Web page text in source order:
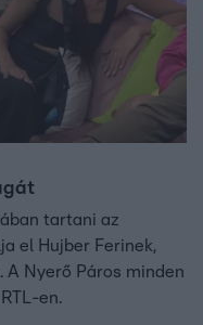
tartani az
el Hujber Ferinek,
A Nyerő Páros minden
en.